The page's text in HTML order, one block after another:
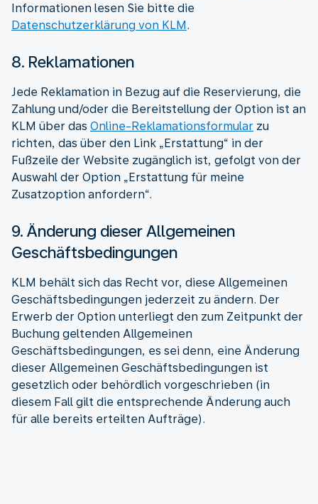
Informationen lesen Sie bitte die
Datenschutzerklärung von KLM.
8. Reklamationen
Jede Reklamation in Bezug auf die Reservierung, die
Zahlung und/oder die Bereitstellung der Option ist an
KLM über das Online-Reklamationsformular zu
richten, das über den Link „Erstattung“ in der
Fußzeile der Website zugänglich ist, gefolgt von der
Auswahl der Option „Erstattung für meine
Zusatzoption anfordern“.
9. Änderung dieser Allgemeinen
Geschäftsbedingungen
KLM behält sich das Recht vor, diese Allgemeinen
Geschäftsbedingungen jederzeit zu ändern. Der
Erwerb der Option unterliegt den zum Zeitpunkt der
Buchung geltenden Allgemeinen
Geschäftsbedingungen, es sei denn, eine Änderung
dieser Allgemeinen Geschäftsbedingungen ist
gesetzlich oder behördlich vorgeschrieben (in
diesem Fall gilt die entsprechende Änderung auch
für alle bereits erteilten Aufträge).